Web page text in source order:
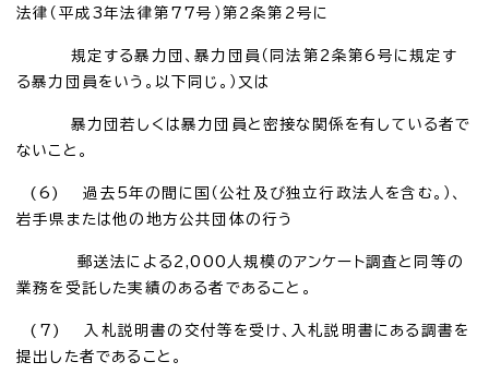
法律（平成3年法律第77号）第2条第2号に
規定する暴力団、暴力団員（同法第2条第6号に規定す
る暴力団員をいう。以下同じ。）又は
暴力団若しくは暴力団員と密接な関係を有している者で
ないこと。
(6) 過去5年の間に国（公社及び独立行政法人を含む。）、
岩手県または他の地方公共団体の行う
郵送法による2,000人規模のアンケート調査と同等の
業務を受託した実績のある者であること。
(7) 入札説明書の交付等を受け、入札説明書にある調書を
提出した者であること。